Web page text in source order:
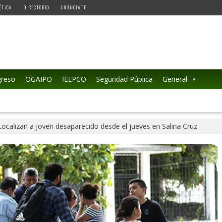
DIRECTORIO ANÚNCIATE
OGAIPO IEEPCO Seguridad Pública General
a joven desaparecido desde el jueves en Salina Cruz